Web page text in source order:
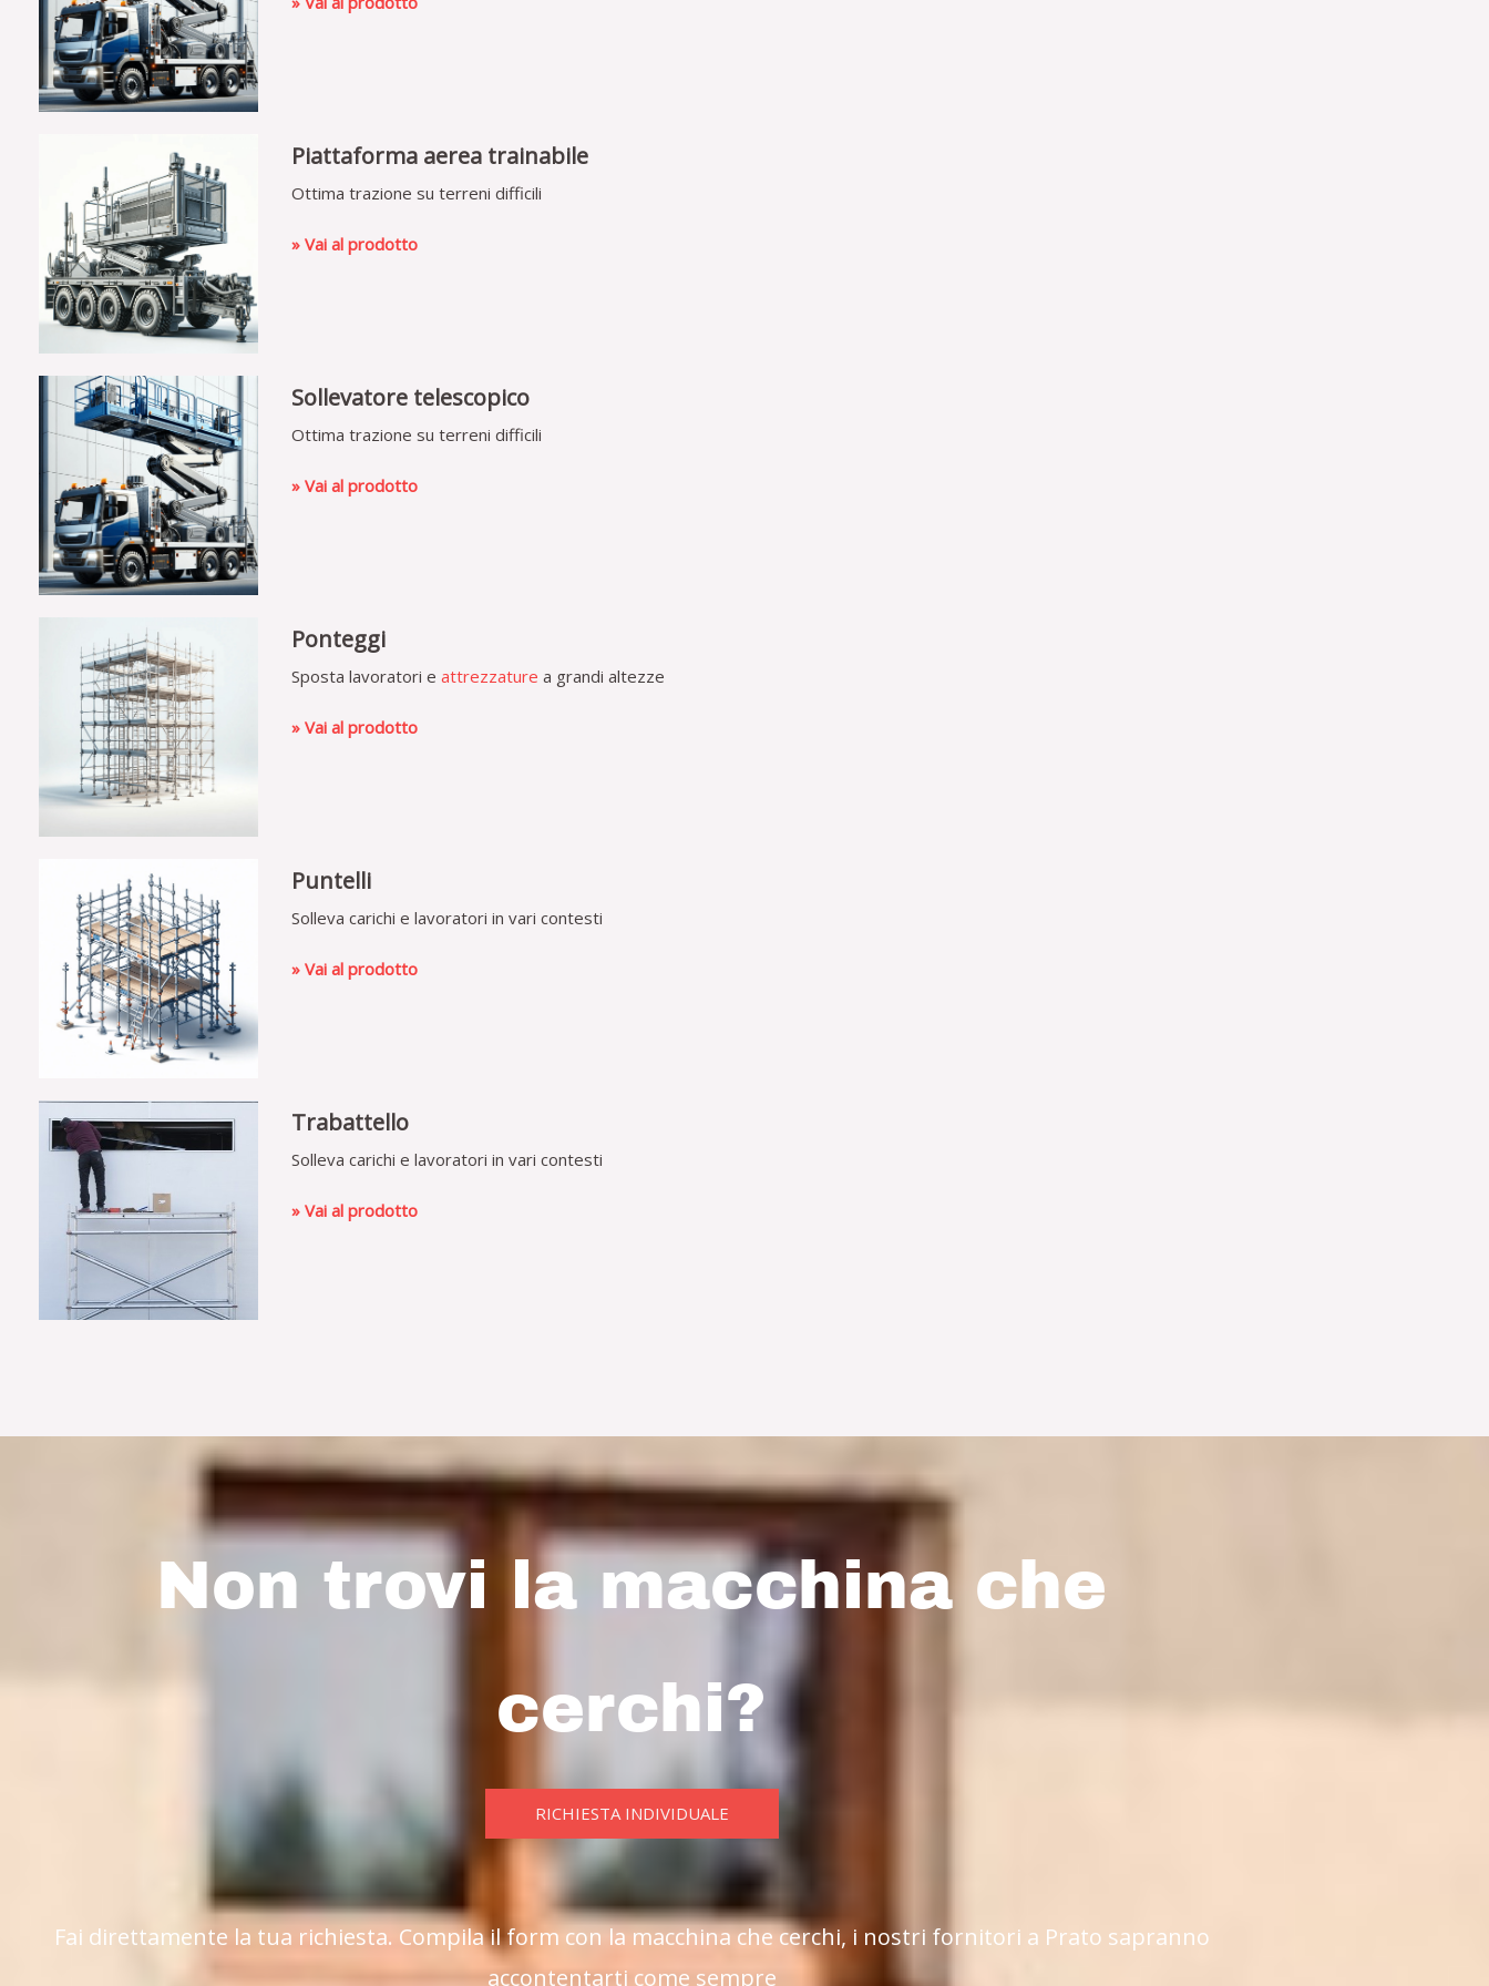
Piattaforma aerea trainabile
Ottima trazione su terreni difficili
» Vai al prodotto
Sollevatore telescopico
Ottima trazione su terreni difficili
» Vai al prodotto
Ponteggi
Sposta lavoratori e attrezzature a grandi altezze
» Vai al prodotto
Puntelli
Solleva carichi e lavoratori in vari contesti
» Vai al prodotto
Trabattello
Solleva carichi e lavoratori in vari contesti
» Vai al prodotto
Non trovi la macchina che
cerchi?
RICHIESTA INDIVIDUALE
Fai direttamente la tua richiesta. Compila il form con la macchina che cerchi, i nostri fornitori a Prato sapranno
accontentarti come sempre